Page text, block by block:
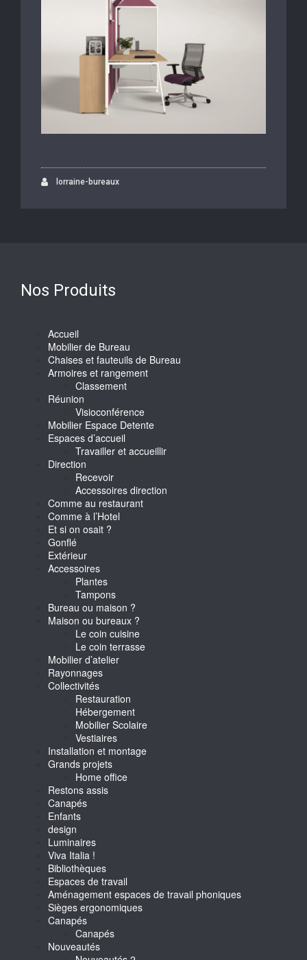
lorraine-bureaux
Nos Produits
Accueil
Mobilier de Bureau
Chaises et fauteuils de Bureau
Armoires et rangement
Classement
Réunion
Visioconférence
Mobilier Espace Detente
Espaces d’accueil
Travailler et accueillir
Direction
Recevoir
Accessoires direction
Comme au restaurant
Comme à l’Hotel
Et si on osait ?
Gonflé
Extérieur
Accessoires
Plantes
Tampons
Bureau ou maison ?
Maison ou bureaux ?
Le coin cuisine
Le coin terrasse
Mobilier d’atelier
Rayonnages
Collectivités
Restauration
Hébergement
Mobilier Scolaire
Vestiaires
Installation et montage
Grands projets
Home office
Restons assis
Canapés
Enfants
design
Luminaires
Viva Italia !
Bibliothèques
Espaces de travail
Aménagement espaces de travail phoniques
Sièges ergonomiques
Canapés
Canapés
Nouveautés